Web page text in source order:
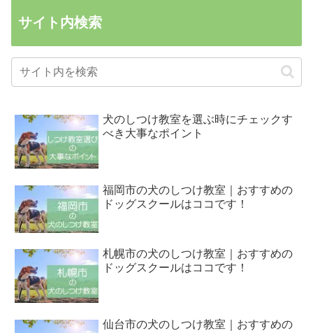
サイト内検索
犬のしつけ教室を選ぶ時にチェックす
べき大事なポイント
福岡市の犬のしつけ教室｜おすすめの
ドッグスクールはココです！
札幌市の犬のしつけ教室｜おすすめの
ドッグスクールはココです！
仙台市の犬のしつけ教室｜おすすめの